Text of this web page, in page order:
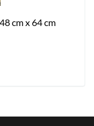
cm x 64 cm